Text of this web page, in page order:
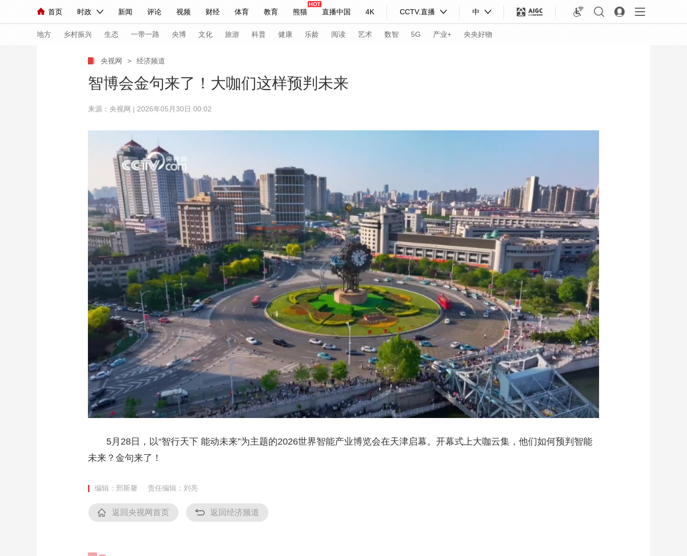
首页 时政 新闻 评论 视频 财经 体育 教育 熊猫 直播中国 4K CCTV.直播 中
人民领袖习近平 联播+ 中国领导人 央视快评 习式妙语 热解读 天天学习
直播 栏目大全 节目单 听音 微视频 主持人 下载央视影音
海外频道 iPanda English Монгол
地方 乡村振兴 生态 一带一路 央博 文化 旅游 科普 健康 乐龄 阅读 艺术 数智 5G 产业+ 央央好物
小央视频 小央直播 直播中国
比划 快看 蓝海中国 新兵请入列 人生第一次 人生第二次
直播 竞猜 2026年世界杯 2026年冬奥会 CBA NBA 中超 国足 国际足球 网球 综合体育 亚冬会
CCTV奥林匹克频道 生活体育大会 体育江湖 文化体育 冰雪道路 足球道路
教育 乡村振兴 生态环境 一带一路 央博 非遗 文化 旅游 科普 健康 乐龄 阅读 汽车 数智 5G 产业+
大国展会 大国保险 云顶对话 云起 超级工厂 智敬中国 全民健康 颜选攻略 海洋 时尚 天气 才艺 央央好物
CCTV.节目官网 直播 节目单 栏目 热播榜 总台企业白名单
央视网 > 经济频道
智博会金句来了！大咖们这样预判未来
来源：央视网 | 2026年05月30日 00:02
5月28日，以“智行天下 能动未来”为主题的2026世界智能产业博览会在天津启幕。开幕式上大咖云集，他们如何预判智能
未来？金句来了！
编辑：邢斯馨 责任编辑：刘亮
返回央视网首页 返回经济频道